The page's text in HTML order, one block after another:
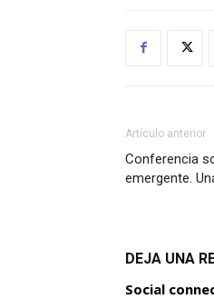
Artículo anterior
Conferencia
emergente.
DEJA UNA
Social